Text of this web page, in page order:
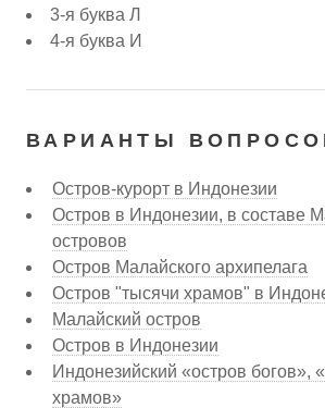
3-я буква Л
4-я буква И
ВАРИАНТЫ
Остров-курорт в Индонезии
Остров в Индонезии, в составе
островов
Остров Малайского архипелага
Остров "тысячи храмов" в
Малайский остров
Остров в Индонезии
Индонезийский «остров богов»,
храмов»